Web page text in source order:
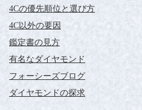
4Cの優先順位と選び方
4C以外の要因
鑑定書の見方
有名なダイヤモンド
フォーシーズブログ
ダイヤモンドの探求